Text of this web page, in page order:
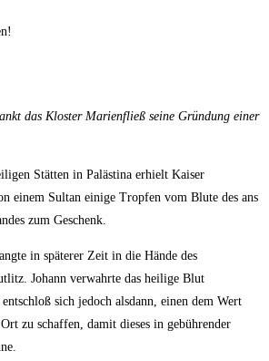
das Kloster Marienfließ seine Gründung einer
Stätten in Palästina erhielt Kaiser
einem Sultan einige Tropfen vom Blute des ans
zum Geschenk.
in späterer Zeit in die Hände des
Johann verwahrte das heilige Blut
sich jedoch alsdann, einen dem Wert
zu schaffen, damit dieses in gebührender